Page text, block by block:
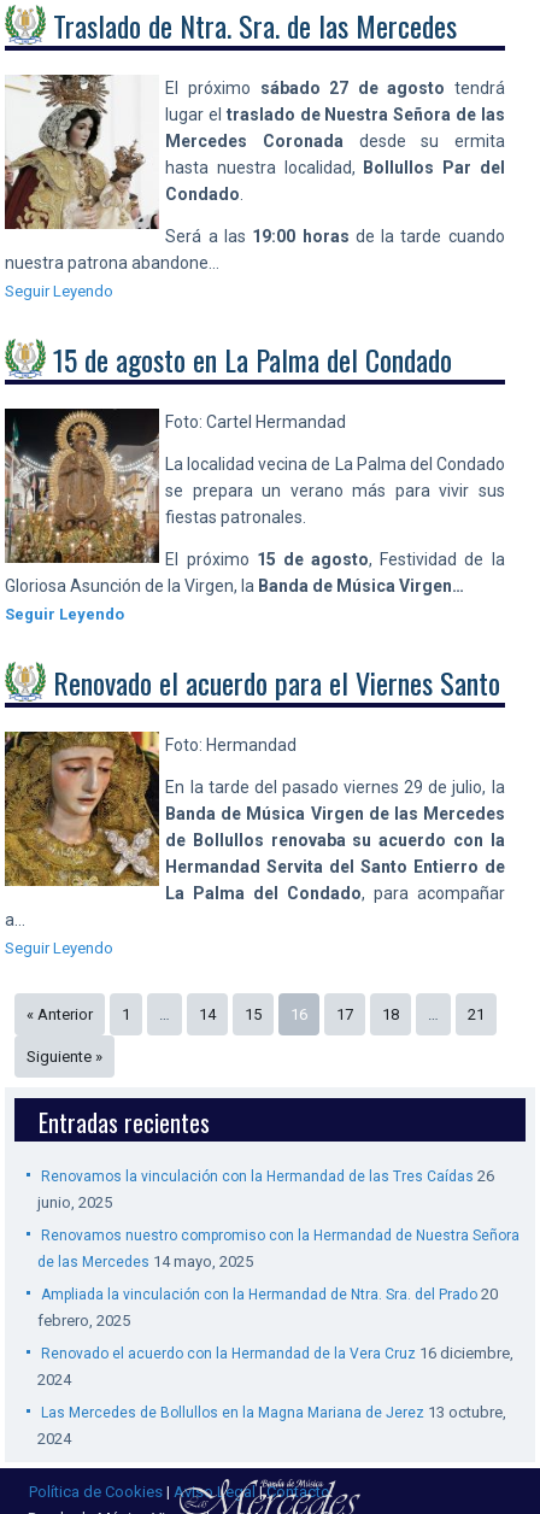
Traslado de Ntra. Sra. de las Mercedes
El próximo sábado 27 de agosto tendrá
lugar el traslado de Nuestra Señora de las
Mercedes
Coronada desde su ermita
hasta nuestra localidad,
Bollullos Par del
Condado
Será a las 19:00 horas de la tarde cuando
nuestra patrona abandone…
Seguir Leyendo
15 de agosto en La Palma del Condado
Foto: Cartel Hermandad
La localidad vecina de La Palma del Condado
se prepara un verano más para vivir sus
fiestas patronales.
El próximo 15 de agosto, Festividad de la
Gloriosa Asunción de la Virgen, la Banda de Música Virgen…
Seguir Leyendo
Renovado el acuerdo para el Viernes Santo
Foto: Hermandad
En la tarde del pasado viernes 29 de julio, la
Banda de Música Virgen de las Mercedes
de Bollullos renovaba su acuerdo con la
Hermandad Servita del Santo Entierro de
La Palma del Condado, para acompañar
a…
Seguir Leyendo
« Anterior 1 … 14 15 16 17 18 … 21
Siguiente »
Entradas recientes
Renovamos la vinculación con la Hermandad de las Tres Caídas 26
junio, 2025
Renovamos nuestro compromiso con la Hermandad de Nuestra Señora
de las Mercedes 14 mayo, 2025
Ampliada la vinculación con la Hermandad de Ntra. Sra. del Prado 20
febrero, 2025
Renovado el acuerdo con la Hermandad de la Vera Cruz 16 diciembre,
2024
Las Mercedes de Bollullos en la Magna Mariana de Jerez 13 octubre,
2024
Política de Cookies | Aviso Legal|Contacto